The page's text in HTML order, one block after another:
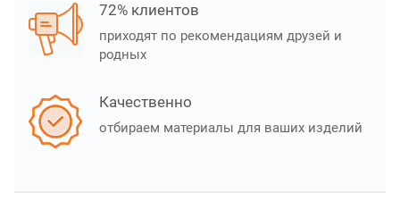
72% клиентов
приходят по рекомендациям друзей и
родных
Качественно
отбираем материалы для ваших изделий